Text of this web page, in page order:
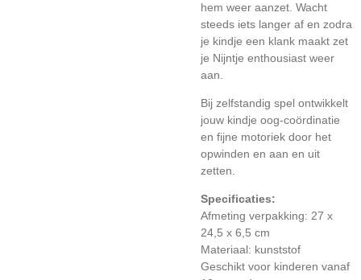
hem weer aanzet. Wacht
steeds iets langer af en zodra
je kindje een klank maakt zet
je Nijntje enthousiast weer
aan.
Bij zelfstandig spel ontwikkelt
jouw kindje oog-coördinatie
en fijne motoriek door het
opwinden en aan en uit
zetten.
Specificaties:
Afmeting verpakking: 27 x
24,5 x 6,5 cm
Materiaal: kunststof
Geschikt voor kinderen vanaf